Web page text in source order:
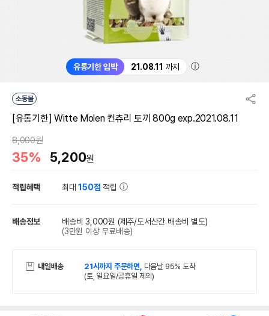
유통기한 임박 21.08.11 까지 ⓘ
소동물
[유통기한] Witte Molen 컨츄리 토끼 800g exp.2021.08.11
8,000원
35% 5,200원
적립혜택 최대150점 적립
배송정보 배송비 3,000원 (제주/도서산간 배송비 별도)
(3만원 이상 무료배송)
내일배송 21시까지 주문하면, 다음날 95% 도착
(토, 일요일/공휴일 제외)